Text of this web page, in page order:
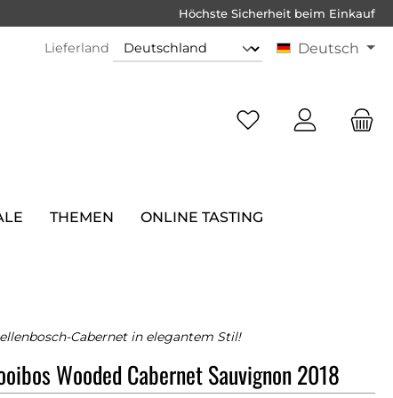
Höchste Sicherheit beim Einkauf
Lieferland Deutsch
THEMEN ONLINE TASTING
Cabernet in elegantem Stil!
Wooded Cabernet Sauvignon 2018